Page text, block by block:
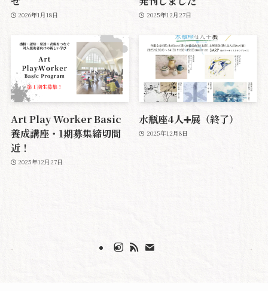
2026年1月18日 2025年12月27日
Art Play Worker Basic
養成講座・1期募集締切間
近！
2025年12月27日
水瓶座4人➕展（終了）
2025年12月8日